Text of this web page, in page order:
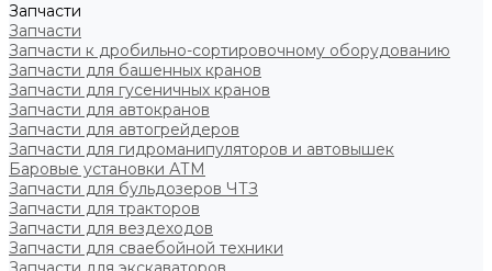
Запчасти
Запчасти
Запчасти к дробильно-сортировочному оборудованию
Запчасти для башенных кранов
Запчасти для гусеничных кранов
Запчасти для автокранов
Запчасти для автогрейдеров
Запчасти для гидроманипуляторов и автовышек
Баровые установки АТМ
Запчасти для бульдозеров ЧТЗ
Запчасти для тракторов
Запчасти для вездеходов
Запчасти для сваебойной техники